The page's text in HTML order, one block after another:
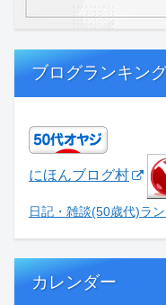
ブログランキン
にほんブログ村
日記・雑談(50歳代)ラ
カレンダー